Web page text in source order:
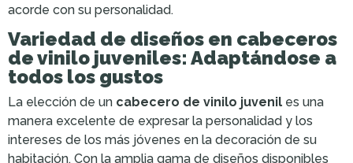
acorde con su personalidad.
Variedad de diseños en cabeceros
de vinilo juveniles: Adaptándose a
todos los gustos
La elección de un cabecero de vinilo juvenil es una
manera excelente de expresar la personalidad y los
intereses de los más jóvenes en la decoración de su
habitación. Con la amplia gama de diseños disponibles